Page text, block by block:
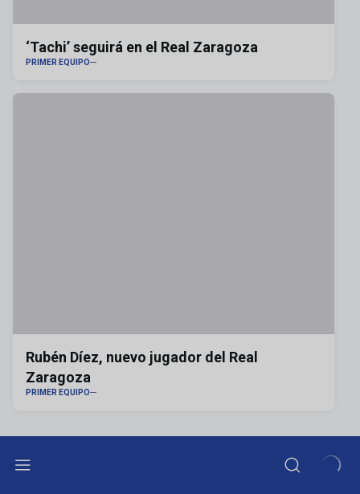
‘Tachi’ seguirá en el Real Zaragoza
PRIMER EQUIPO
Rubén Díez, nuevo jugador del Real
Zaragoza
PRIMER EQUIPO